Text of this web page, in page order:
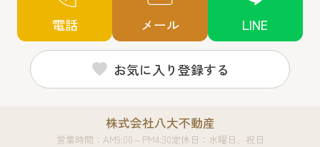
電話 メール LINE
お気に入り登録する
株式会社八大不動産
営業時間：AM9:00～PM4:30定休日：水曜日、祝日